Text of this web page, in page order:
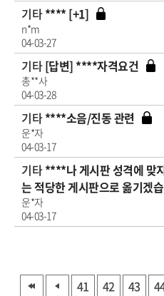
기타**** [+1]
n*m
04-03-27
기타[답변] ****자격요건
총**사
04-03-28
기타****소음/진동 관련
운*자
04-03-17
기타****나 게시판 성격에 맞
는 적당한 게시판으로 옮기겠
운*자
04-03-17
41 42 43